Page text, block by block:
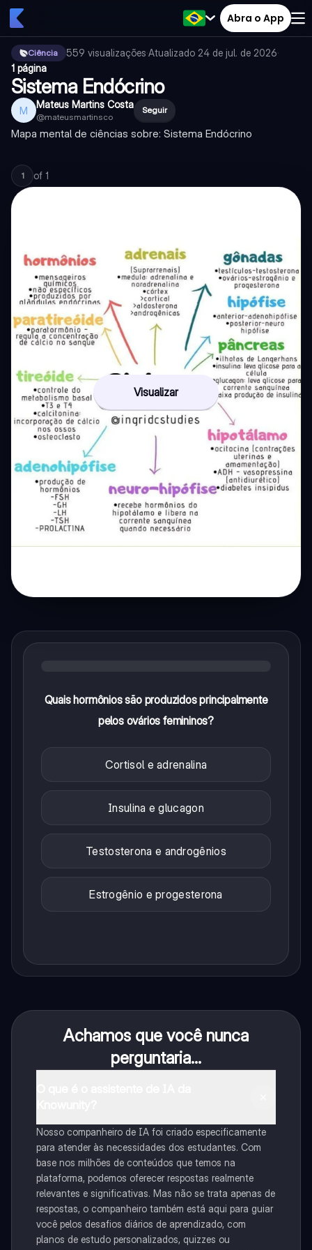
Abra o App
Ciência 559 visualizações·Atualizado 24 de jul. de 2026·
1 página
Sistema Endócrino
M Mateus Martins Costa
@mateusmartinsco
Seguir
Mapa mental de ciências sobre: Sistema Endócrino
1 of 1
Visualizar
Quais hormônios são produzidos principalmente
pelos ovários femininos?
Cortisol e adrenalina
Insulina e glucagon
Testosterona e androgênios
Estrogênio e progesterona
Achamos que você nunca
perguntaria...
Nosso companheiro de IA foi criado especificamente
para atender às necessidades dos estudantes. Com
base nos milhões de conteúdos que temos na
plataforma, podemos oferecer respostas realmente
relevantes e significativas. Mas não se trata apenas de
respostas, o companheiro também está aqui para guiar
você pelos desafios diários de aprendizado, com
planos de estudo personalizados, quizzes ou